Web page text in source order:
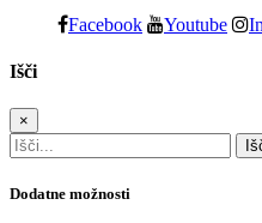
Facebook Youtube
Išči
×
Dodatne možnosti